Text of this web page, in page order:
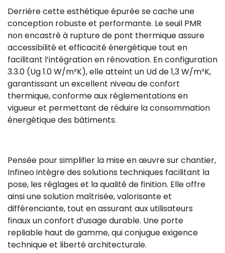
Derrière cette esthétique épurée se cache une
conception robuste et performante. Le seuil PMR
non encastré à rupture de pont thermique assure
accessibilité et efficacité énergétique tout en
facilitant l’intégration en rénovation. En configuration
3.3.0 (Ug 1.0 W/m²K), elle atteint un Ud de 1,3 W/m²K,
garantissant un excellent niveau de confort
thermique, conforme aux réglementations en
vigueur et permettant de réduire la consommation
énergétique des bâtiments.
Pensée pour simplifier la mise en œuvre sur chantier,
Infineo intègre des solutions techniques facilitant la
pose, les réglages et la qualité de finition. Elle offre
ainsi une solution maîtrisée, valorisante et
différenciante, tout en assurant aux utilisateurs
finaux un confort d’usage durable. Une porte
repliable haut de gamme, qui conjugue exigence
technique et liberté architecturale.